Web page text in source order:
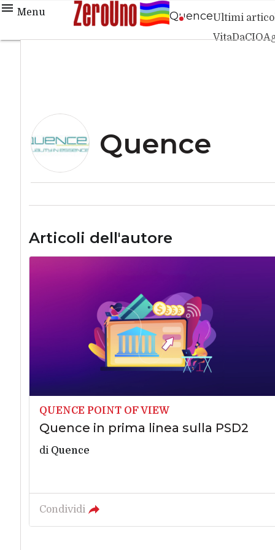
Menu QuenceUltimi
VitaDaCIO
Quence
Articoli dell'autore
QUENCE POINT OF VIEW
Quence in prima linea sulla PSD2
di Quence
Condividi